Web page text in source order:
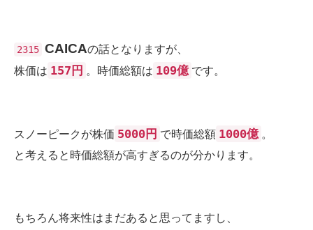
2315 CAICAの話となりますが、
株価は 157円 。時価総額は 109億 です。
スノーピークが株価 5000円 で時価総額 1000億 。
と考えると時価総額が高すぎるのが分かります。
もちろん将来性はまだあると思ってますし、